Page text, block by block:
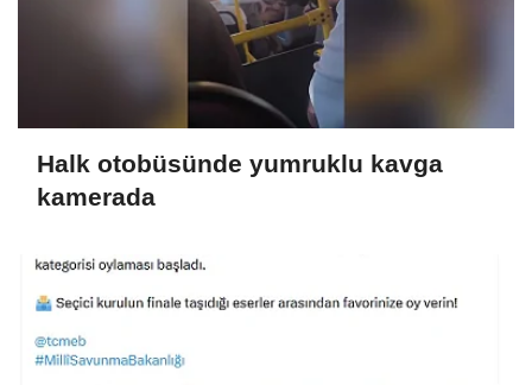
Halk otobüsünde yumruklu kavga
kamerada